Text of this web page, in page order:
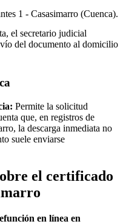
1 - Casasimarro (Cuenca).
el secretario judicial
del documento al domicilio
Permite la solicitud
que, en registros de
, la descarga inmediata no
suele enviarse
el certificado
en línea en